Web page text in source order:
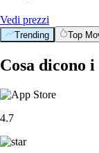
Vedi prezzi
Trending Top
Cosa dicono
4.7